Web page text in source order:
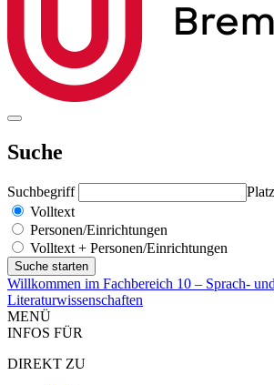
Suche
Suchbegriff
Volltext
Personen/Einrichtungen
Volltext + Personen/Einrichtungen
Willkommen im Fachbereich 10 – Sprach- und
Literaturwissenschaften
MENÜ
INFOS FÜR
DIREKT ZU